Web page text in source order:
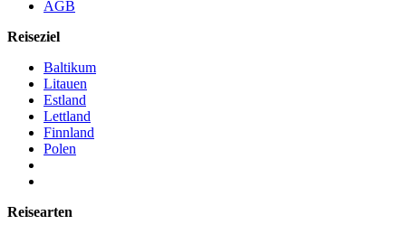
AGB
Reiseziel
Baltikum
Litauen
Estland
Lettland
Finnland
Polen
Reisearten